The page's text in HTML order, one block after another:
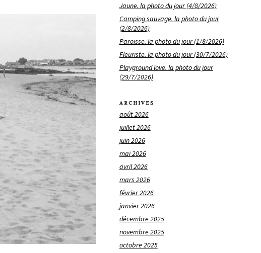
Jaune. la photo du jour (4/8/2026)
Camping sauvage. la photo du jour
(2/8/2026)
Paroisse. la photo du jour (1/8/2026)
Fleuriste. la photo du jour (30/7/2026)
Playground love. la photo du jour
(29/7/2026)
ARCHIVES
août 2026
juillet 2026
juin 2026
mai 2026
avril 2026
mars 2026
février 2026
janvier 2026
décembre 2025
novembre 2025
octobre 2025